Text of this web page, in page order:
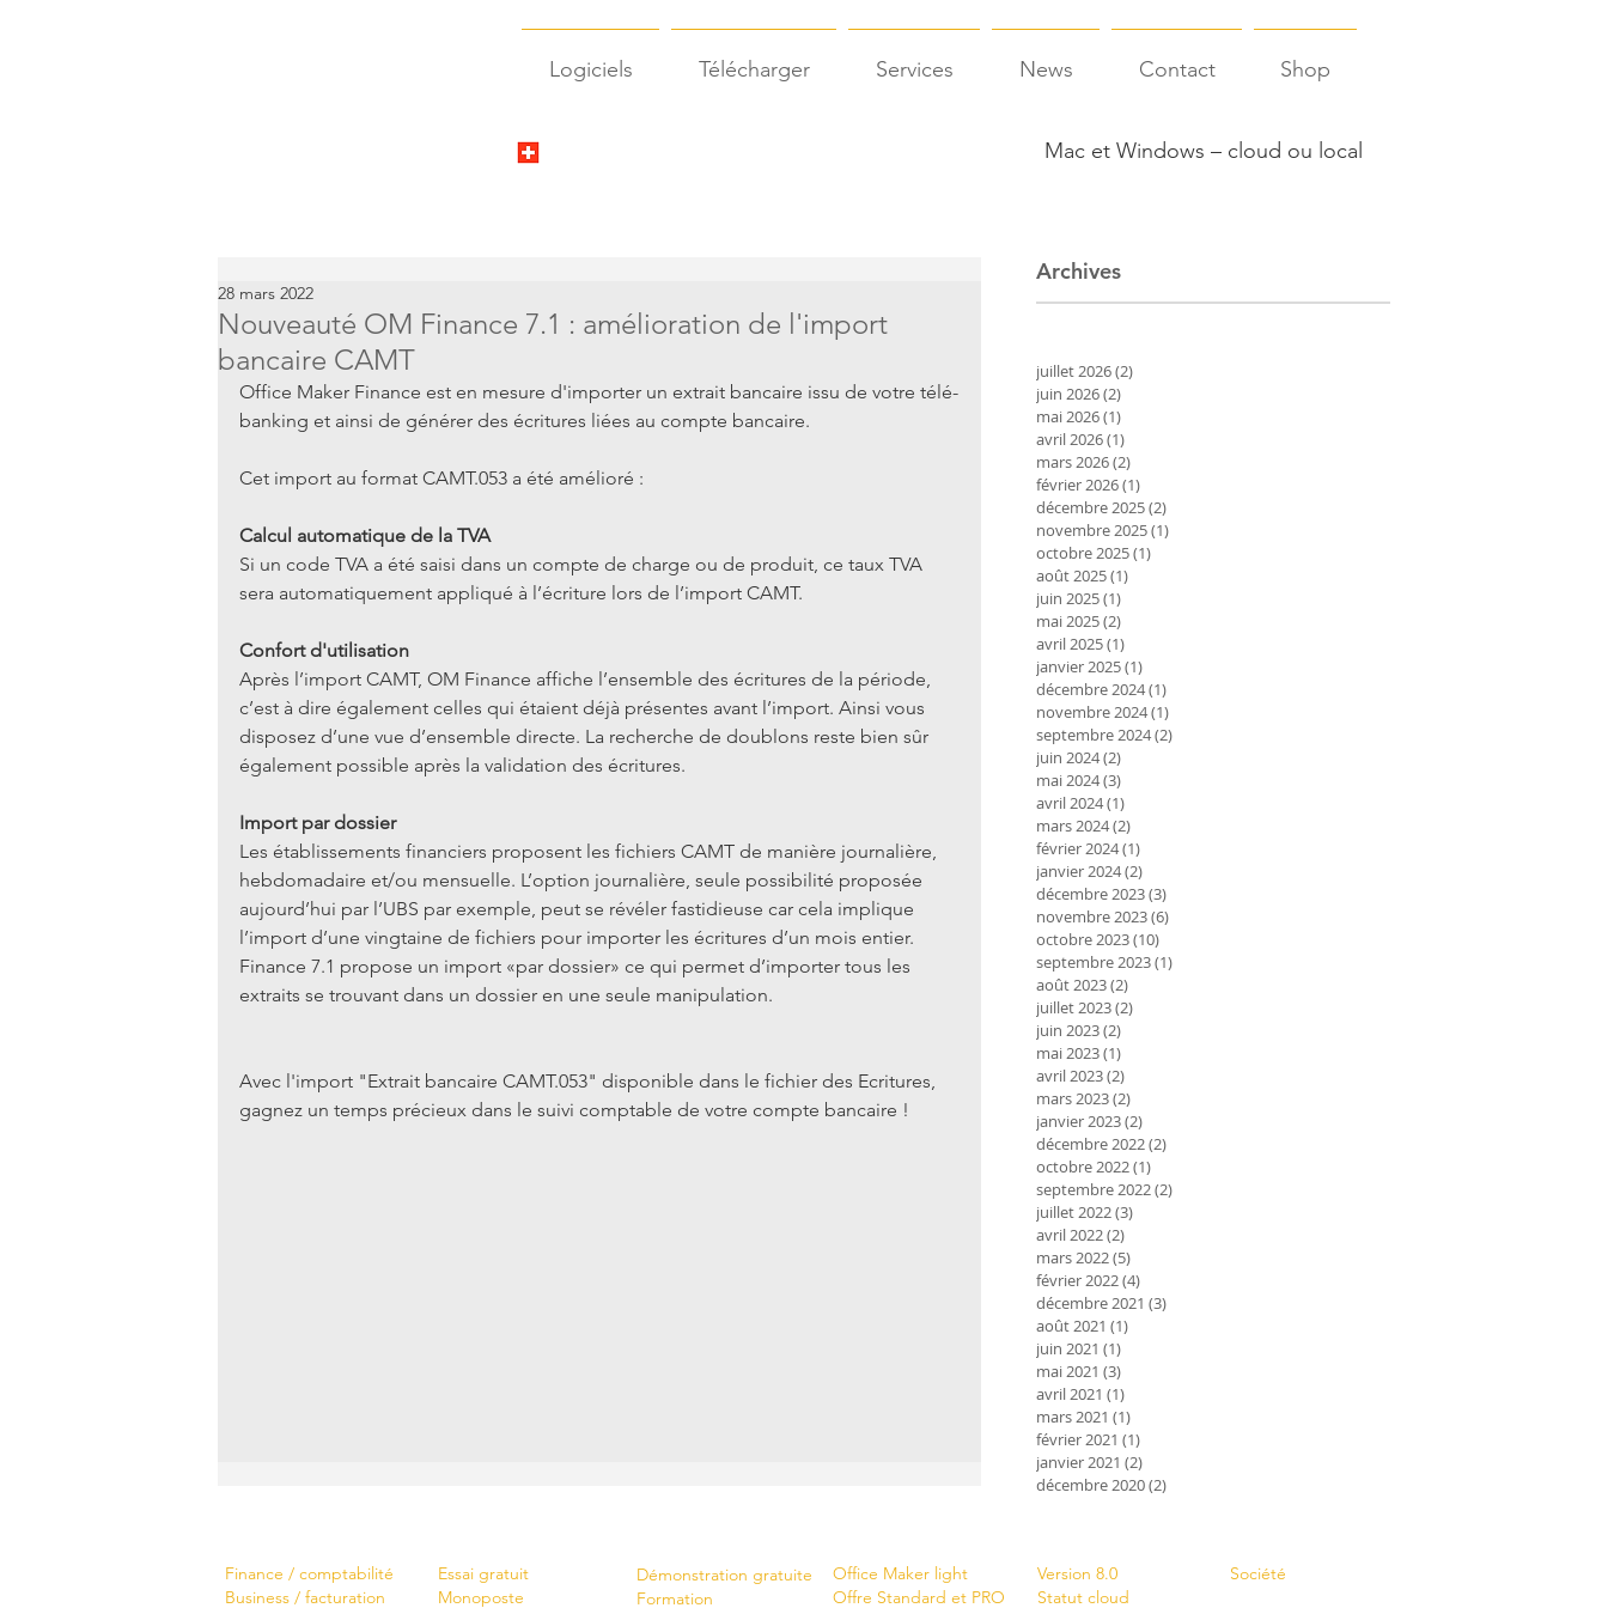
Logiciels Télécharger Services News Contact Shop
Mac et Windows – cloud ou local
Nouveauté OM Finance 7.1 : amélioration de l'import
bancaire CAMT
28 mars 2022
Office Maker Finance est en mesure d'importer un extrait bancaire issu de votre télé-
banking et ainsi de générer des écritures liées au compte bancaire.
Cet import au format CAMT.053 a été amélioré :
Calcul automatique de la TVA
Si un code TVA a été saisi dans un compte de charge ou de produit, ce taux TVA
sera automatiquement appliqué à l’écriture lors de l’import CAMT.
Confort d'utilisation
Après l’import CAMT, OM Finance affiche l’ensemble des écritures de la période,
c’est à dire également celles qui étaient déjà présentes avant l’import. Ainsi vous
disposez d’une vue d’ensemble directe. La recherche de doublons reste bien sûr
également possible après la validation des écritures.
Import par dossier
Les établissements financiers proposent les fichiers CAMT de manière journalière,
hebdomadaire et/ou mensuelle. L’option journalière, seule possibilité proposée
aujourd’hui par l’UBS par exemple, peut se révéler fastidieuse car cela implique
l’import d’une vingtaine de fichiers pour importer les écritures d’un mois entier.
Finance 7.1 propose un import «par dossier» ce qui permet d’importer tous les
extraits se trouvant dans un dossier en une seule manipulation.
Avec l'import "Extrait bancaire CAMT.053" disponible dans le fichier des Ecritures,
gagnez un temps précieux dans le suivi comptable de votre compte bancaire !
Archives
juillet 2026(2)
juin 2026(2)
mai 2026(1)
avril 2026(1)
mars 2026(2)
février 2026(1)
décembre 2025(2)
novembre 2025(1)
octobre 2025(1)
août 2025(1)
juin 2025(1)
mai 2025(2)
avril 2025(1)
janvier 2025(1)
décembre 2024(1)
novembre 2024(1)
septembre 2024(2)
juin 2024(2)
mai 2024(3)
avril 2024(1)
mars 2024(2)
février 2024(1)
janvier 2024(2)
décembre 2023(3)
novembre 2023(6)
octobre 2023(10)
septembre 2023(1)
août 2023(2)
juillet 2023(2)
juin 2023(2)
mai 2023(1)
avril 2023(2)
mars 2023(2)
janvier 2023(2)
décembre 2022(2)
octobre 2022(1)
septembre 2022(2)
juillet 2022(3)
avril 2022(2)
mars 2022(5)
février 2022(4)
décembre 2021 (3)
août 2021 (1)
juin 2021 (1)
mai 2021 (3)
avril 2021 (1)
mars 2021 (1)
février 2021 (1)
janvier 2021 (2)
décembre 2020(2)
Finance / comptabilité
Business / facturation
Essai gratuit
Monoposte
Démonstration gratuite
Formation
Office Maker light
Offre Standard et PRO
Version 8.0
Statut cloud
Société